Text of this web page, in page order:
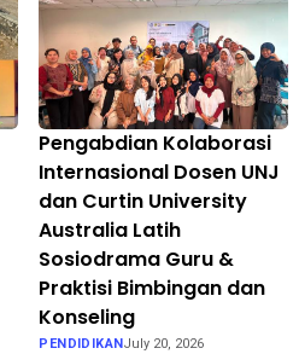
Pengabdian Kolaborasi
Internasional Dosen UNJ
dan Curtin University
Australia Latih
Sosiodrama Guru &
Praktisi Bimbingan dan
Konseling
PENDIDIKAN July 20, 2026